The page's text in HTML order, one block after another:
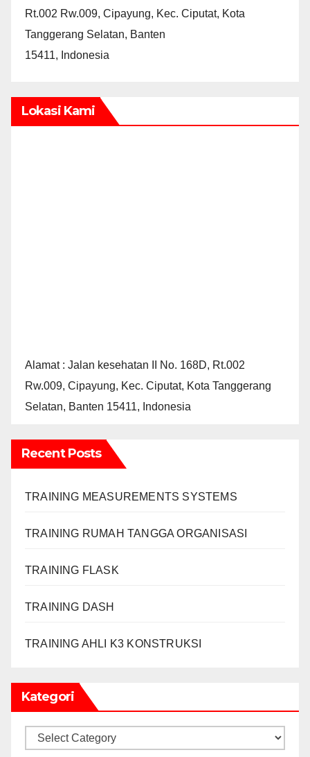
Rt.002 Rw.009, Cipayung, Kec. Ciputat, Kota
Tanggerang Selatan, Banten
15411, Indonesia
Lokasi Kami
Alamat : Jalan kesehatan II No. 168D, Rt.002
Rw.009, Cipayung, Kec. Ciputat, Kota Tanggerang
Selatan, Banten 15411, Indonesia
Recent Posts
TRAINING MEASUREMENTS SYSTEMS
TRAINING RUMAH TANGGA ORGANISASI
TRAINING FLASK
TRAINING DASH
TRAINING AHLI K3 KONSTRUKSI
Kategori
Kategori